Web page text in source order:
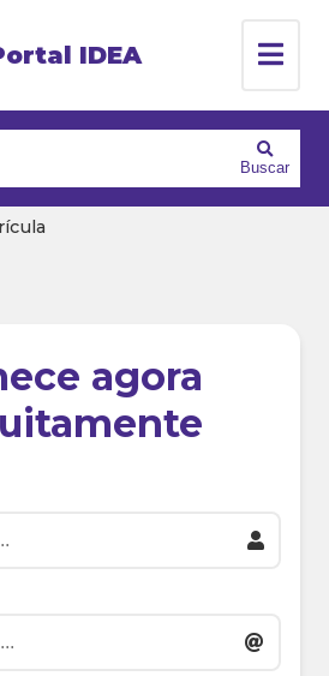
IDEA
Buscar
agora